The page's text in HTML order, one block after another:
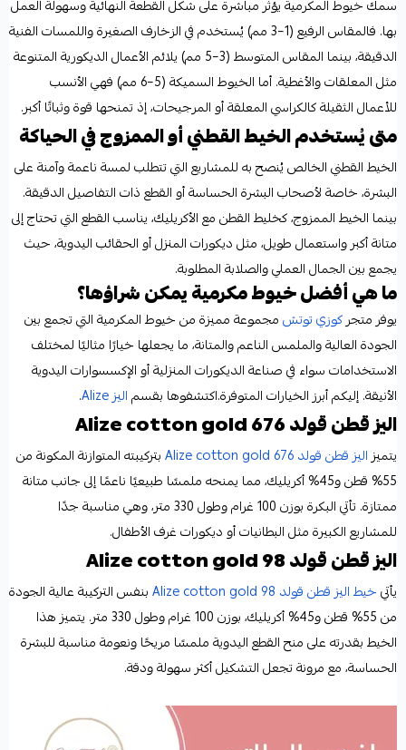
سمك خيوط المكرمية يؤثر مباشرة على شكل القطعة النهائية وسهولة العمل
بها. فالمقاس الرفيع (1–3 مم) يُستخدم في الزخارف الصغيرة واللمسات الفنية
الدقيقة، بينما المقاس المتوسط (3–5 مم) يلائم الأعمال الديكورية المتنوعة
مثل المعلقات والأغطية. أما الخيوط السميكة (5–6 مم) فهي الأنسب
للأعمال الثقيلة كالكراسي المعلقة أو المرجيحات، إذ تمنحها قوة وثباتًا أكبر.
متى يُستخدم الخيط القطني أو الممزوج في الحياكة
الخيط القطني الخالص يُنصح به للمشاريع التي تتطلب لمسة ناعمة وآمنة على
البشرة، خاصة لأصحاب البشرة الحساسة أو القطع ذات التفاصيل الدقيقة.
بينما الخيط الممزوج، كخليط القطن مع الأكريليك، يناسب القطع التي تحتاج إلى
متانة أكبر واستعمال طويل، مثل ديكورات المنزل أو الحقائب اليدوية، حيث
يجمع بين الجمال العملي والصلابة المطلوبة.
ما هي أفضل خيوط مكرمية يمكن شراؤها؟
يوفر متجركوزي توتشمجموعة مميزة من خيوط المكرمية التي تجمع بين
الجودة العالية والملمس الناعم والمتانة، ما يجعلها خيارًا مثاليًا لمختلف
الاستخدامات سواء في صناعة الديكورات المنزلية أو الإكسسوارات اليدوية
الأنيقة. إليكم أبرز الخيارات المتوفرة.اكتشفوها بقسماليز Alize .
اليز قطن قولد Alize cotton gold 676
يتميز اليز قطن قولد Alize cotton gold 676
بتركيبته المتوازنة المكونة من
55% قطن و45% أكريليك، مما يمنحه ملمسًا طبيعيًا ناعمًا إلى جانب متانة
ممتازة. تأتي البكرة بوزن 100 غرام وطول 330 متر، وهي مناسبة جدًا
للمشاريع الكبيرة مثل البطانيات أو ديكورات غرف الأطفال.
اليز قطن قولد Alize cotton gold 98
يأتيخيط اليز قطن قولد Alize cotton gold 98
بنفس التركيبة عالية الجودة
من 55% قطن و45% أكريليك، بوزن 100 غرام وطول 330 متر. يتميز هذا
الخيط بقدرته على منح القطع اليدوية ملمسًا مريحًا ونعومة مناسبة للبشرة
الحساسة، مع مرونة تجعل التشكيل أكثر سهولة ودقة.